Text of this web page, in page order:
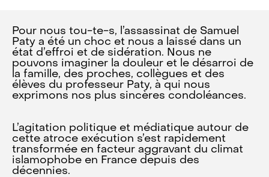
Pour nous tou-te-s, l’assassinat de Samuel
Paty a été un choc et nous a laissé dans un
état d’effroi et de sidération. Nous ne
pouvons imaginer la douleur et le désarroi de
la famille, des proches, collègues et des
élèves du professeur Paty, à qui nous
exprimons nos plus sincères condoléances.
L’agitation politique et médiatique autour de
cette atroce exécution s’est rapidement
transformée en facteur aggravant du climat
islamophobe en France depuis des
décennies.